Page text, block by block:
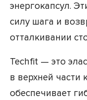
энергокапсул.
силу шага и
отталкивании
Techfit — это
в верхней части
обеспечивает